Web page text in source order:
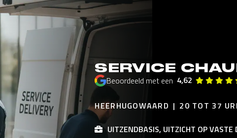
SERVICE
Beoordeeld met een 4,62
HEERHUGOWAARD 20 TOT 37
UITZENDBASIS, UITZICHT OP VASTE